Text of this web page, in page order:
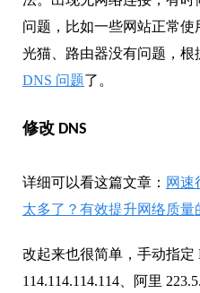
问题，比如一些网站正常
光猫、路由器没有问题，
DNS 问题了。
修改 DNS
详细可以看这篇文章： 网速
太多了？有效提升网络质量
改起来也很简单，手动指定
114.114.114.114、阿里